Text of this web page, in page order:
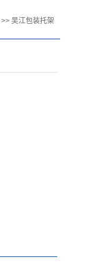
>> 吴江包装托架